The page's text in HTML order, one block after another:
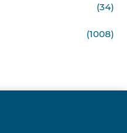
(34)
(1008)